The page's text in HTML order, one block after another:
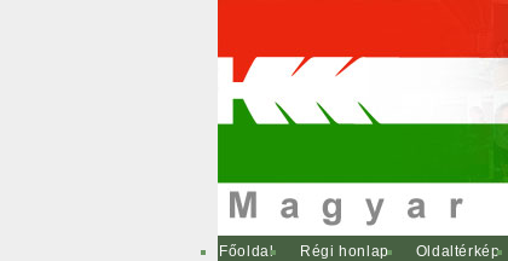
Főoldal Régi honlap Oldaltérkép